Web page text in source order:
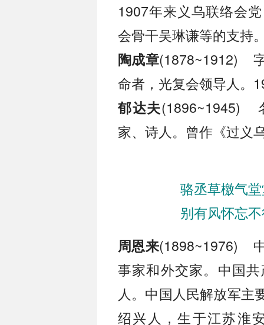
1907年来义乌联络会
会骨干吴琳谦等的支持
陶成章(1878~1912)
命者，光复会领导人。
郁达夫(1896~1945)
家、诗人。曾作《过义
骆丞草檄气
别有风怀忘
周恩来(1898~1976)
事家和外交家。中国
人。中国人民解放军主
绍兴人，生于江苏淮